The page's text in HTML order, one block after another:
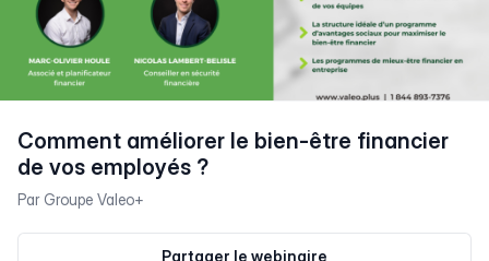
Comment améliorer le bien-être financier
de vos employés ?
Par Groupe Valeo+
Partager le webinaire